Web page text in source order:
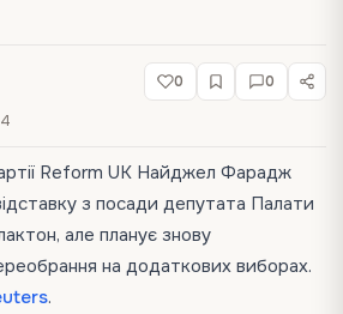
0 0
Reform UK Найджел Фарадж
з посади депутата Палати
але планує знову
на додаткових виборах.
.